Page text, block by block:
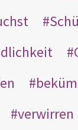
verwirren